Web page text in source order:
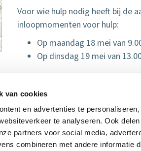
van cookies
en advertenties te
te analyseren. Ook
partners voor social media,
combineren met andere informatie
Voor wie hulp nodig heeft bij de
inloopmomenten voor hulp:
Op maandag 18 mei van
Op dinsdag 19 mei van
Op de website
Nijmegen of bekijk hier defolder.